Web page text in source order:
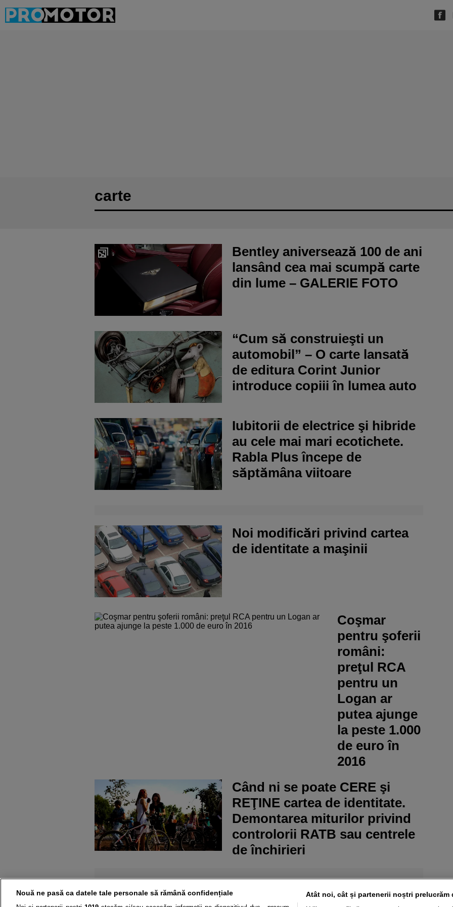
carte
Bentley aniversează 100 de ani
lansând cea mai scumpă carte
din lume – GALERIE FOTO
“Cum să construieşti un
automobil” – O carte lansată
de editura Corint Junior
introduce copiii în lumea auto
Iubitorii de electrice şi hibride
au cele mai mari ecotichete.
Rabla Plus începe de
săptămâna viitoare
Noi modificări privind cartea
de identitate a maşinii
Coşmar
pentru şoferii
români:
preţul RCA
pentru un
Logan ar
putea ajunge
la peste 1.000
de euro în
2016
Când ni se poate CERE şi
REŢINE cartea de identitate.
Demontarea miturilor privind
controlorii RATB sau centrele
de închirieri
Nouă ne pasă ca datele tale personale să rămână confidențiale Atât noi, cât și partenerii noștri prelucrăm